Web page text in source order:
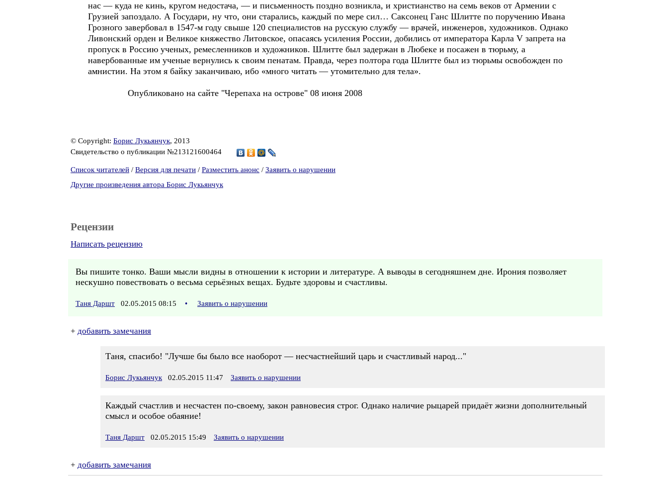
нас — куда не кинь, кругом недостача, — и письменность поздно возникла, и христианство на семь веков от Армении с
Грузией запоздало. А Государи, ну что, они старались, каждый по мере сил… Саксонец Ганс Шлитте по поручению Ивана
Грозного завербовал в 1547-м году свыше 120 специалистов на русскую службу — врачей, инженеров, художников. Однако
Ливонский орден и Великое княжество Литовское, опасаясь усиления России, добились от императора Карла V запрета на
пропуск в Россию ученых, ремесленников и художников. Шлитте был задержан в Любеке и посажен в тюрьму, а
навербованные им ученые вернулись к своим пенатам. Правда, через полтора года Шлитте был из тюрьмы освобожден по
амнистии. На этом я байку заканчиваю, ибо «много читать — утомительно для тела».
Опубликовано на сайте "Черепаха на острове" 08 июня 2008
© Copyright: Борис Лукьянчук, 2013
Свидетельство о публикации №213121600464
Список читателей / Версия для печати / Разместить анонс / Заявить о нарушении
Другие произведения автора Борис Лукьянчук
Рецензии
Написать рецензию
Вы пишите тонко. Ваши мысли видны в отношении к истории и литературе. А выводы в сегодняшнем дне. Ирония позволяет
нескушно повествовать о весьма серьёзных вещах. Будьте здоровы и счастливы.
Таня Даршт 02.05.2015 08:15 • Заявить о нарушении
+ добавить замечания
Таня, спасибо! "Лучше бы было все наоборот — несчастнейший царь и счастливый народ..."
Борис Лукьянчук 02.05.2015 11:47 Заявить о нарушении
Каждый счастлив и несчастен по-своему, закон равновесия строг. Однако наличие рыцарей придаёт жизни дополнительный
смысл и особое обаяние!
Таня Даршт 02.05.2015 15:49 Заявить о нарушении
+ добавить замечания